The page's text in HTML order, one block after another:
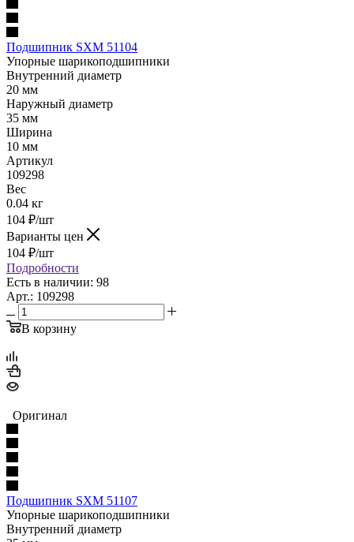
Подшипник SXM 51104
Упорные шарикоподшипники
Внутренний диаметр
20 мм
Наружный диаметр
35 мм
Ширина
10 мм
Артикул
109298
Вес
0.04 кг
104 ₽/шт
Варианты цен
104 ₽/шт
Подробности
Есть в наличии: 98
Арт.: 109298
В корзину
Оригинал
Подшипник SXM 51107
Упорные шарикоподшипники
Внутренний диаметр